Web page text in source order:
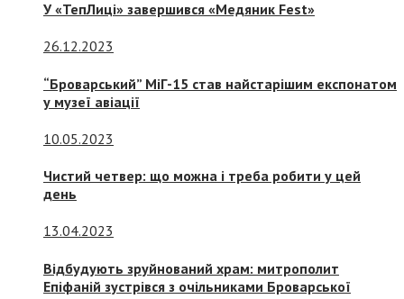
У «ТепЛиці» завершився «Медяник Fest»
26.12.2023
“Броварський” МіГ-15 став найстарішим експонатом
у музеї авіації
10.05.2023
Чистий четвер: що можна і треба робити у цей
день
13.04.2023
Відбудують зруйнований храм: митрополит
Епіфаній зустрівся з очільниками Броварської